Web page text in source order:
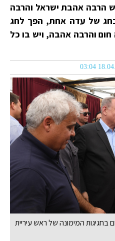
הרבה אהבת ישראל והרבה
של עדה אחת, הפך לחג
והרבה אהבה, ויש בו כל
בחגיגות המימונה של ראש עיריית